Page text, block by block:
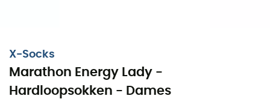
X-Socks
Marathon Energy Lady -
Hardloopsokken - Dames
Parkas dames
Fleecevesten dames
Aigle Regenlaarzen kinderen
Patagonia Fleecevesten &